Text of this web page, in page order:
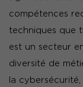
compétences
techniques que
est un secteur
diversité de
la